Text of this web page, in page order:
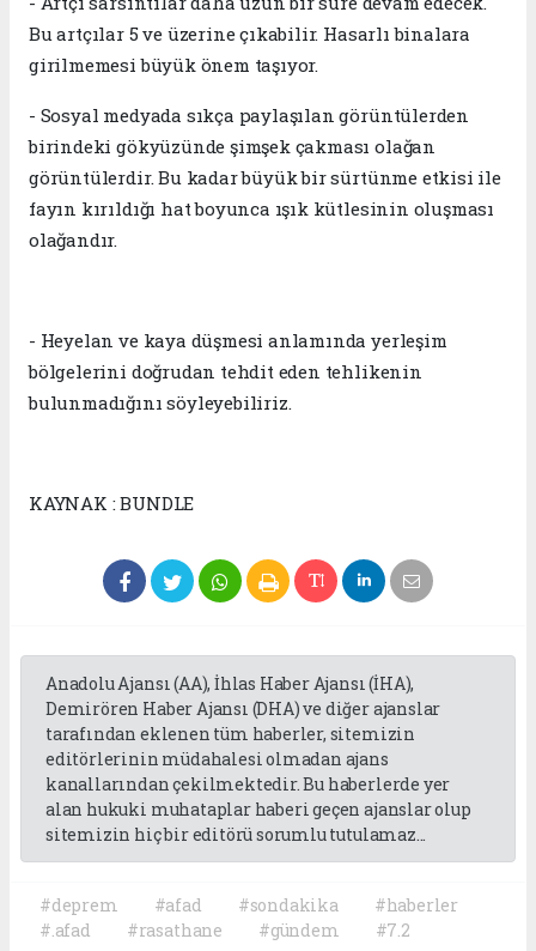
Bu artçılar 5 ve üzerine çıkabilir. Hasarlı binalara
girilmemesi büyük önem taşıyor.
- Sosyal medyada sıkça paylaşılan görüntülerden
birindeki gökyüzünde şimşek çakması olağan
görüntülerdir. Bu kadar büyük bir sürtünme etkisi ile
fayın kırıldığı hat boyunca ışık kütlesinin oluşması
olağandır.
- Heyelan ve kaya düşmesi anlamında yerleşim
bölgelerini doğrudan tehdit eden tehlikenin
bulunmadığını söyleyebiliriz.
KAYNAK : BUNDLE
Anadolu Ajansı (AA), İhlas Haber Ajansı (İHA),
Demirören Haber Ajansı (DHA) ve diğer ajanslar
tarafından eklenen tüm haberler, sitemizin
editörlerinin müdahalesi olmadan ajans
kanallarından çekilmektedir. Bu haberlerde yer
alan hukuki muhataplar haberi geçen ajanslar olup
sitemizin hiç bir editörü sorumlu tutulamaz...
#deprem #afad #sondakika
#haberler
#.afad
#rasathane #gündem #7.2